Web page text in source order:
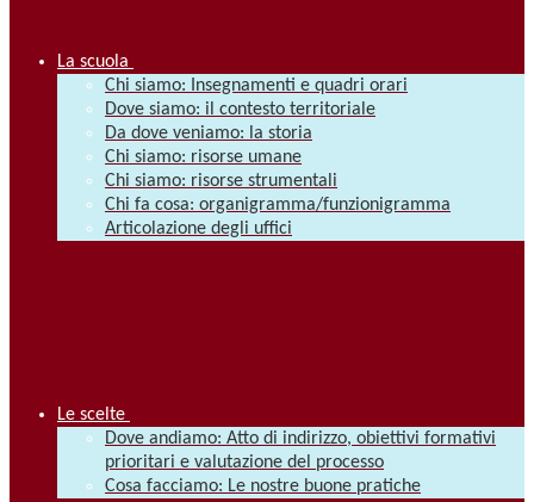
La scuola
Chi siamo: Insegnamenti e quadri orari
Dove siamo: il contesto territoriale
Da dove veniamo: la storia
Chi siamo: risorse umane
Chi siamo: risorse strumentali
Chi fa cosa: organigramma/funzionigramma
Articolazione degli uffici
Le scelte
Dove andiamo: Atto di indirizzo, obiettivi formativi
prioritari e valutazione del processo
Cosa facciamo: Le nostre buone pratiche